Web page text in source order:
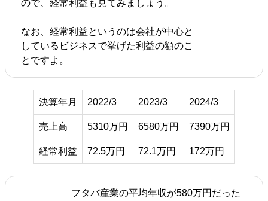
ので、経常利益も見てみましょう。
なお、経常利益というのは会社が中心と
しているビジネスで挙げた利益の額のこ
とですよ。
決算年月 2022/3 2023/3 2024/3
売上高 5310万円 6580万円 7390万円
経常利益 72.5万円 72.1万円 172万円
フタバ産業の平均年収が580万円だった